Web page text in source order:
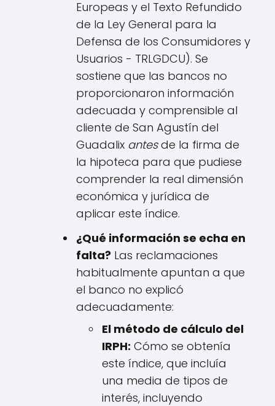
Europeas y el Texto Refundido
de la Ley General para la
Defensa de los Consumidores y
Usuarios - TRLGDCU). Se
sostiene que las bancos no
proporcionaron información
adecuada y comprensible al
cliente de San Agustín del
Guadalix antesde la firma de
la hipoteca para que pudiese
comprender la real dimensión
económica y jurídica de
aplicar este índice.
¿Qué información se echa en
falta? Las reclamaciones
habitualmente apuntan a que
el banco no explicó
adecuadamente:
El método de cálculo del
IRPH: Cómo se obtenía
este índice, que incluía
una media de tipos de
interés, incluyendo